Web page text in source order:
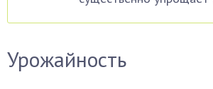
Урожайность